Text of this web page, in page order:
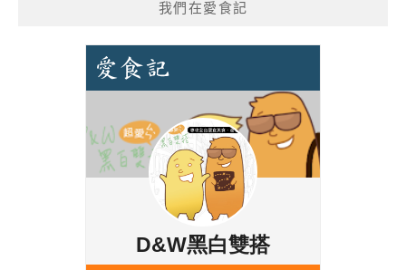
我們在愛食記